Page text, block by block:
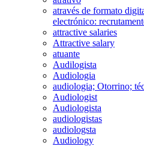
através de formato
electrónico:
attractive salaries
Attractive salary
atuante
Audilogista
Audiologia
audiologia; Otorrino;
Audiologist
Audiologista
audiologistas
audiologsta
Audiology